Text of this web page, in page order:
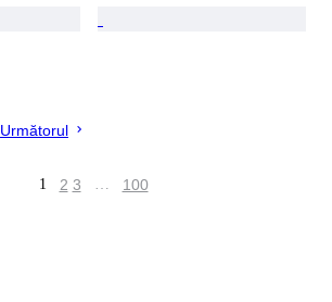
Următorul
1 2 3 … 100